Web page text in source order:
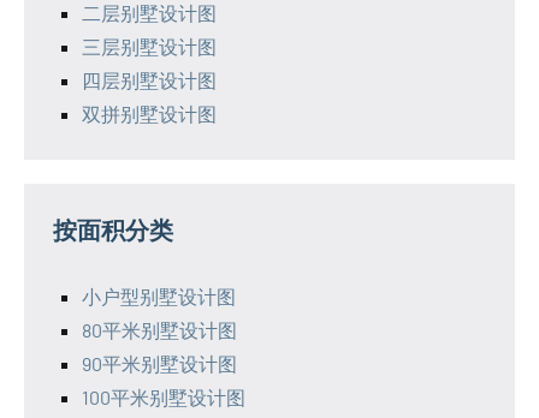
二层别墅设计图
三层别墅设计图
四层别墅设计图
双拼别墅设计图
按面积分类
小户型别墅设计图
80平米别墅设计图
90平米别墅设计图
100平米别墅设计图